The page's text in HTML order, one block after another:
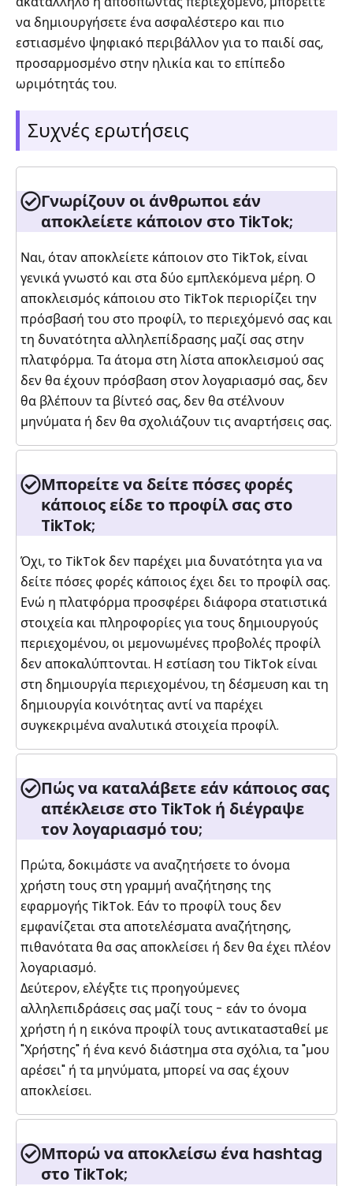
να δημιουργήσετε ένα ασφαλέστερο και πιο
εστιασμένο ψηφιακό περιβάλλον για το παιδί σας,
προσαρμοσμένο στην ηλικία και το επίπεδο
ωριμότητάς του.
Συχνές ερωτήσεις
Γνωρίζουν οι άνθρωποι εάν
αποκλείετε κάποιον στο TikTok;
Ναι, όταν αποκλείετε κάποιον στο TikTok, είναι
γενικά γνωστό και στα δύο εμπλεκόμενα μέρη. Ο
αποκλεισμός κάποιου στο TikTok περιορίζει την
πρόσβασή του στο προφίλ, το περιεχόμενό σας και
τη δυνατότητα αλληλεπίδρασης μαζί σας στην
πλατφόρμα. Τα άτομα στη λίστα αποκλεισμού σας
δεν θα έχουν πρόσβαση στον λογαριασμό σας, δεν
θα βλέπουν τα βίντεό σας, δεν θα στέλνουν
μηνύματα ή δεν θα σχολιάζουν τις αναρτήσεις σας.
Μπορείτε να δείτε πόσες φορές
κάποιος είδε το προφίλ σας στο
TikTok;
Όχι, το TikTok δεν παρέχει μια δυνατότητα για να
δείτε πόσες φορές κάποιος έχει δει το προφίλ σας.
Ενώ η πλατφόρμα προσφέρει διάφορα στατιστικά
στοιχεία και πληροφορίες για τους δημιουργούς
περιεχομένου, οι μεμονωμένες προβολές προφίλ
δεν αποκαλύπτονται. Η εστίαση του TikTok είναι
στη δημιουργία περιεχομένου, τη δέσμευση και τη
δημιουργία κοινότητας αντί να παρέχει
συγκεκριμένα αναλυτικά στοιχεία προφίλ.
Πώς να καταλάβετε εάν κάποιος σας
απέκλεισε στο TikTok ή διέγραψε
τον λογαριασμό του;
Πρώτα, δοκιμάστε να αναζητήσετε το όνομα
χρήστη τους στη γραμμή αναζήτησης της
εφαρμογής TikTok. Εάν το προφίλ τους δεν
εμφανίζεται στα αποτελέσματα αναζήτησης,
πιθανότατα θα σας αποκλείσει ή δεν θα έχει πλέον
λογαριασμό.
Δεύτερον, ελέγξτε τις προηγούμενες
αλληλεπιδράσεις σας μαζί τους - εάν το όνομα
χρήστη ή η εικόνα προφίλ τους αντικατασταθεί με
"Χρήστης" ή ένα κενό διάστημα στα σχόλια, τα "μου
αρέσει" ή τα μηνύματα, μπορεί να σας έχουν
αποκλείσει.
Μπορώ να αποκλείσω ένα hashtag
στο TikTok;